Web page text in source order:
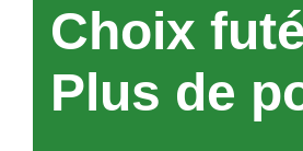
Choix
Plus de